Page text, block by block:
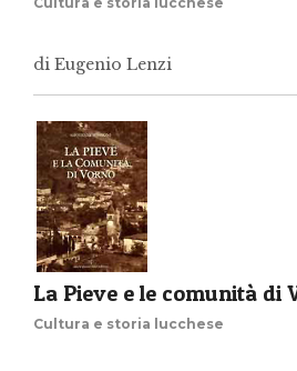
di Eugenio Lenzi
La Pieve e le comunità di
Cultura e storia lucchese